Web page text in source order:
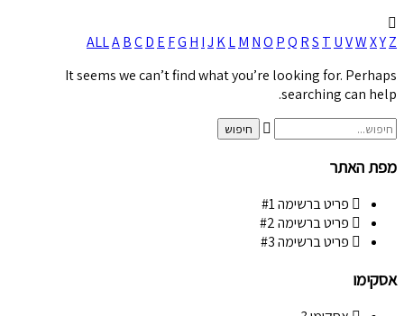
ALLABCD E FG H IJ KLM NO PQ RS T UVWXYZ
It seems we can’t find what you’re looking for. Perhaps
searching can help.
מפת האתר
פריט ברשימה #1
פריט ברשימה #2
פריט ברשימה #3
אסקימו